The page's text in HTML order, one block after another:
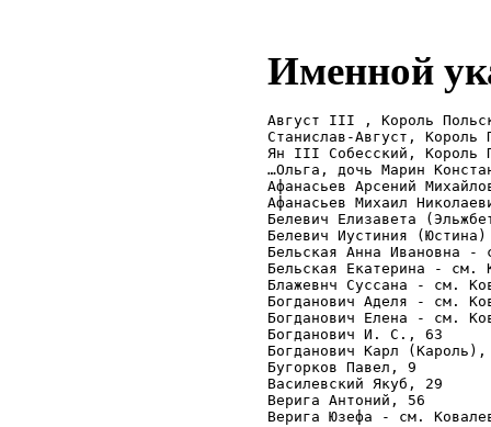
Именной
Август III , Король
Станислав-Август,
Ян III Собесский, Король
…Ольга, дочь Марин
Афанасьев Арсений
Афанасьев Михаил
Белевич Елизавета
Белевич Иустиния
Бельская Анна Ивановна
Бельская Екатерина - см.
Блажевнч Суссана - см.
Богданович Аделя - см.
Богданович Елена - см.
Богданович И. С., 63
Богданович Карл
Бугорков Павел, 9
Василевский Якуб, 29
Верига Антоний, 56
Верига Юзефа - см.